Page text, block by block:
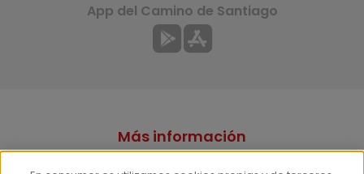
Más información
App del Camino de Santiago